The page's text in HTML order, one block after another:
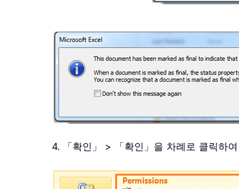
4. 「확인」 > 「확인」을 차례로 클릭하